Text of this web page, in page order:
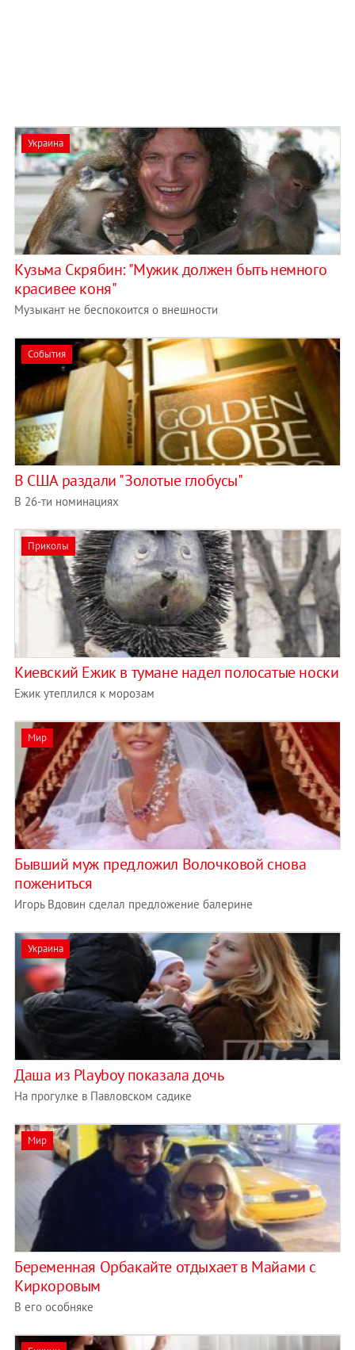
Украина
Кузьма Скрябин: "Мужик должен быть немного
красивее коня"
Музыкант не беспокоится о внешности
События
В США раздали "Золотые глобусы"
В 26-ти номинациях
Приколы
Киевский Ежик в тумане надел полосатые носки
Ежик утеплился к морозам
Мир
Бывший муж предложил Волочковой снова
пожениться
Игорь Вдовин сделал предложение балерине
Украина
Даша из Playboy показала дочь
На прогулке в Павловском садике
Мир
Беременная Орбакайте отдыхает в Майами с
Киркоровым
В его особняке